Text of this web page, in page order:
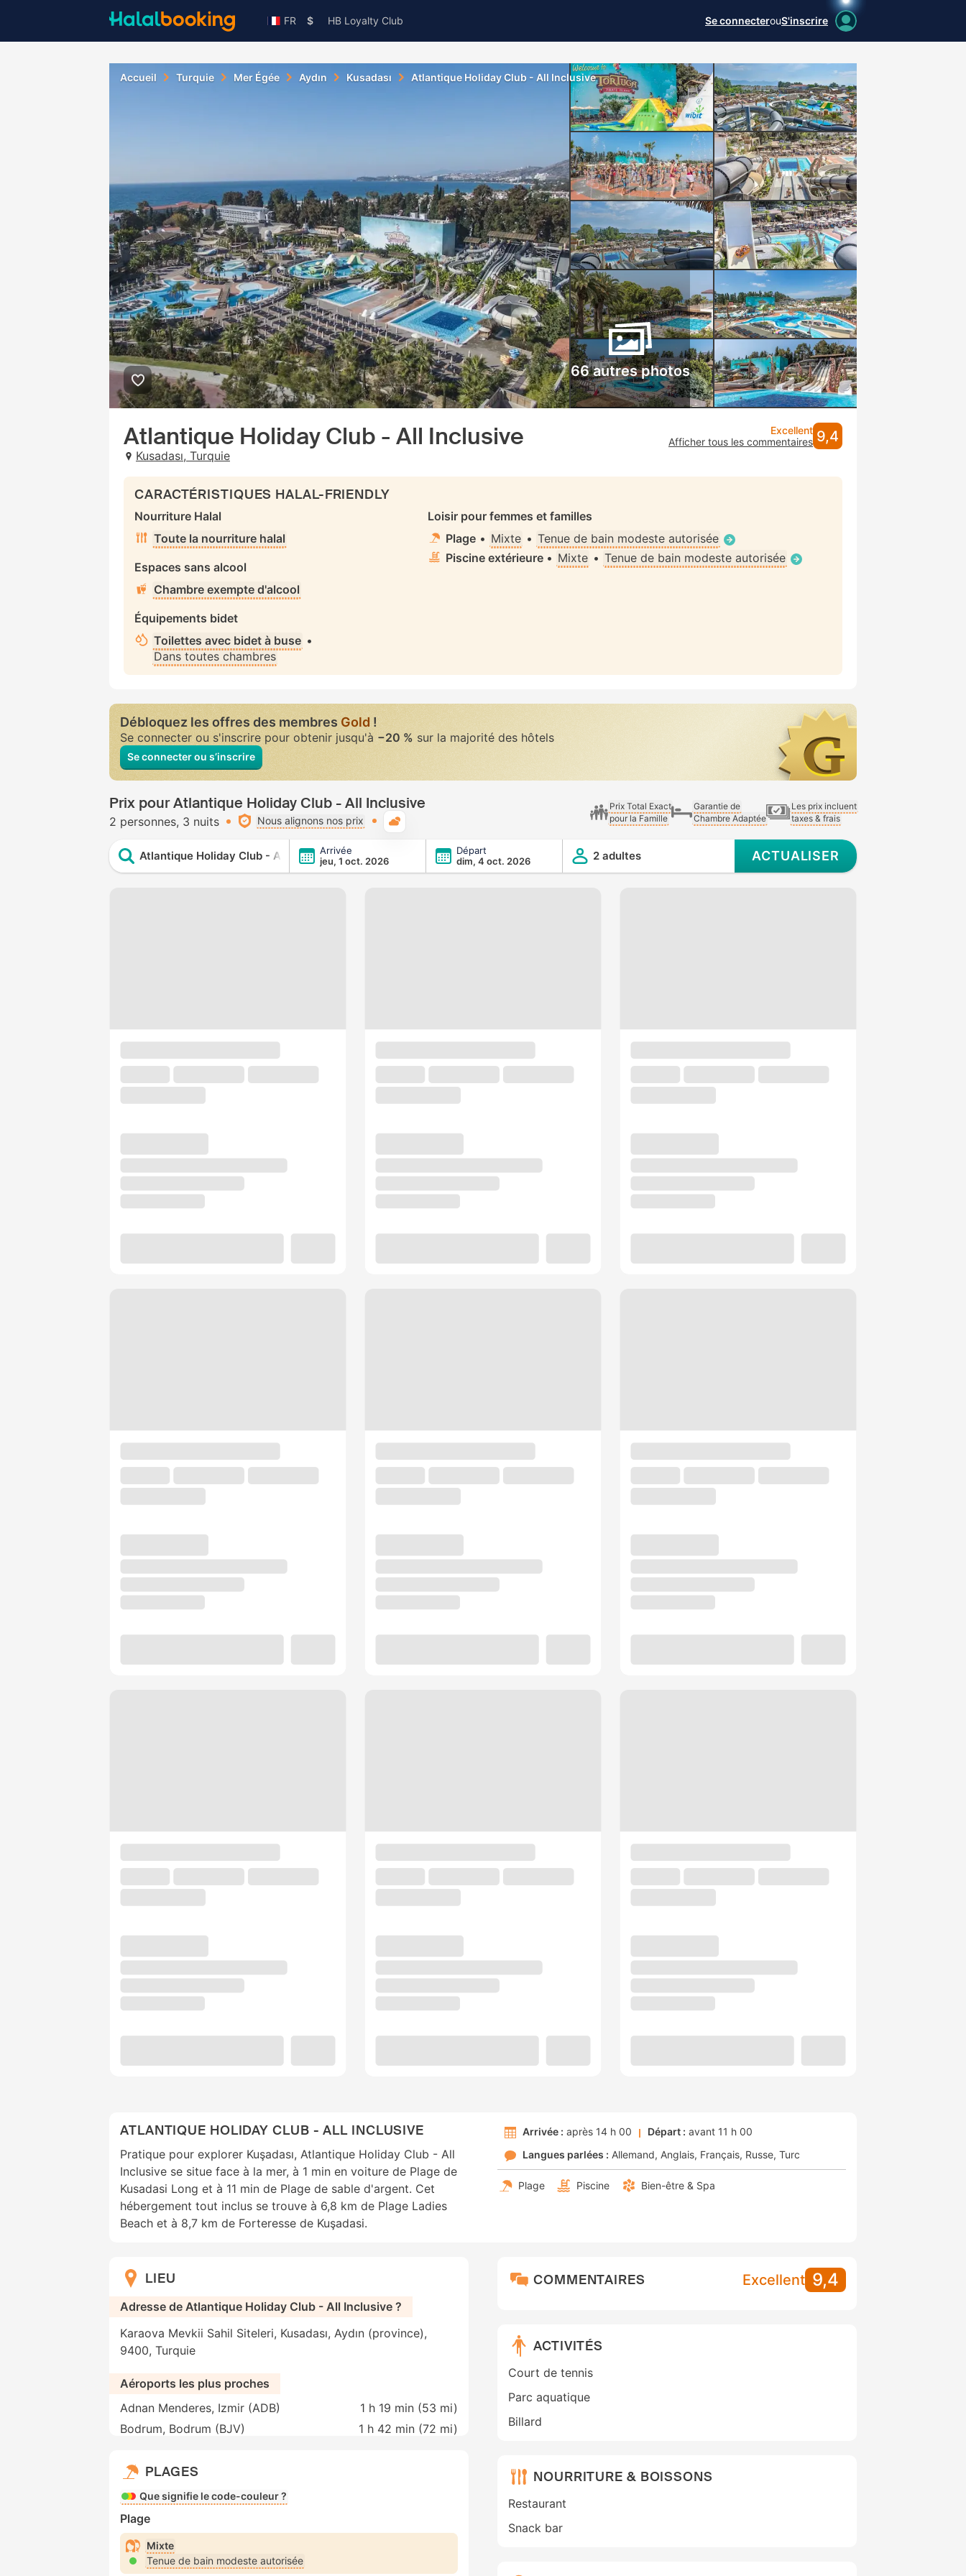
FR $ HB Loyalty Club Se connecterouS'inscrire
Accueil Turquie Mer Égée Aydın Kusadası Atlantique Holiday Club - All Inclusive
66 autres photos
Atlantique Holiday Club - All Inclusive
Kusadası, Turquie
Excellent
Afficher tous les commentaires 9,4
CARACTÉRISTIQUES HALAL-FRIENDLY
Nourriture Halal
Toute la nourriture halal
Espaces sans alcool
Chambre exempte d'alcool
Équipements bidet
Toilettes avec bidet à buse •
Dans toutes chambres
Loisir pour femmes et familles
Plage • Mixte • Tenue de bain modeste autorisée
Piscine extérieure • Mixte • Tenue de bain modeste autorisée
Débloquez les offres des membresGold!
Se connecter ou s'inscrire pour obtenir jusqu'à−20 % sur la majorité des hôtels
Se connecter ou s’inscrire
Prix pour Atlantique Holiday Club - All Inclusive
2 personnes 3 nuits Nous alignons nos prix
Prix Total Exact
pour la Famille
Garantie de
Chambre Adaptée
Les prix incluent
taxes & frais
Atlantique Holiday Club - All InclusiveArrivée
jeu, 1 oct. 2026
Départ
dim, 4 oct. 2026
2 adultes ACTUALISER
ATLANTIQUE HOLIDAY CLUB - ALL INCLUSIVE
Pratique pour explorer Kuşadası, Atlantique Holiday Club - All
Inclusive se situe face à la mer, à 1 min en voiture de Plage de
Kusadasi Long et à 11 min de Plage de sable d'argent. Cet
hébergement tout inclus se trouve à 6,8 km de Plage Ladies
Beach et à 8,7 km de Forteresse de Kuşadasi.
Arrivée : après 14 h 00 Départ : avant 11 h 00
Langues parlées : Allemand Anglais Français Russe Turc
Plage Piscine Bien-être & Spa
LIEU
Adresse de Atlantique Holiday Club - All Inclusive ?
Karaova Mevkii Sahil Siteleri, Kusadası, Aydın (province),
9400, Turquie
Aéroports les plus proches
Adnan Menderes, Izmir (ADB)
1 h 19 min (53 mi)
Bodrum, Bodrum (BJV)
1 h 42 min (72 mi)
PLAGES
Que signifie le code-couleur ?
Plage
Mixte
Tenue de bain modeste autorisée
COMMENTAIRES Excellent 9,4
ACTIVITÉS
Court de tennis
Parc aquatique
Billard
NOURRITURE & BOISSONS
Restaurant
Snack bar